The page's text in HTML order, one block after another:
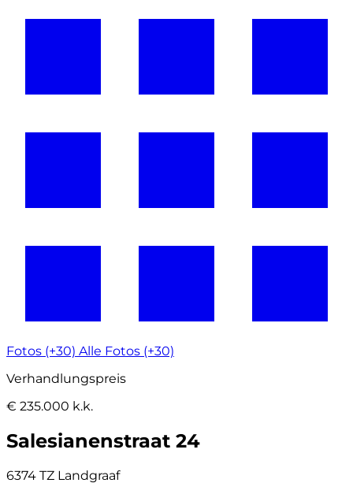
Fotos (+30) Alle Fotos (+30)
Verhandlungspreis
€ 235.000 k.k.
Salesianenstraat 24
6374 TZ Landgraaf